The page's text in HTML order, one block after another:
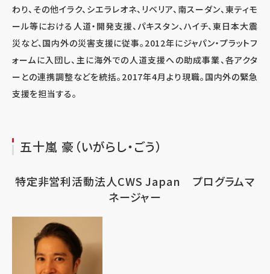
わり、その他イラク、シエラレオネ、リベリア、南スーダン、東ティモ
ール等における人道・開発支援、パキスタン、ハイチ、東日本大震
災など、国内外の災害支援に従事。2012年にジャパン・プラットフ
ォームに入団し、主に海外での人道支援への助成事業、各アクタ
ーとの連携調整などを統括。2017年4月より現職。国内外の緊急
支援を担当する。
五十嵐 豪（いがらし・ごう）
特定非営利活動法人CWS Japan プログラムマ
ネージャー